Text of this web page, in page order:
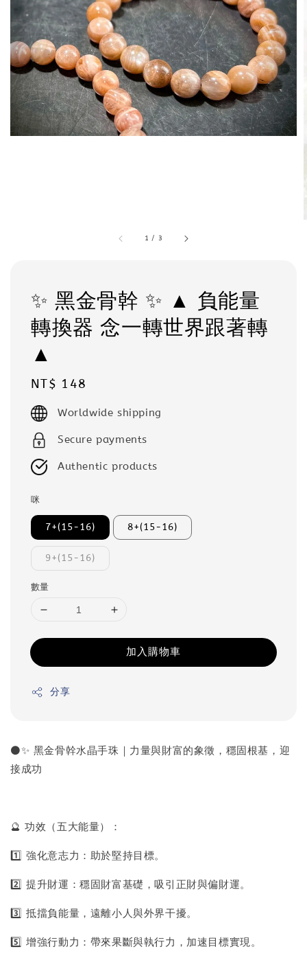
1 / 3
✨ 黑金骨幹 ✨ ▲ 負能量
轉換器 念一轉世界跟著轉
▲
Regular
price
NT$ 148
Worldwide shipping
Secure payments
Authentic products
咪
7+(15-16) 8+(15-16)
9+(15-16)
數量
加入購物車
分享
⚫✨ 黑金骨幹水晶手珠｜力量與財富的象徵，穩固根基，迎
接成功
🔮 功效（五大能量）：
1️⃣ 強化意志力：助於堅持目標。
2️⃣ 提升財運：穩固財富基礎，吸引正財與偏財運。
3️⃣ 抵擋負能量，遠離小人與外界干擾。
5️⃣ 增強行動力：帶來果斷與執行力，加速目標實現。